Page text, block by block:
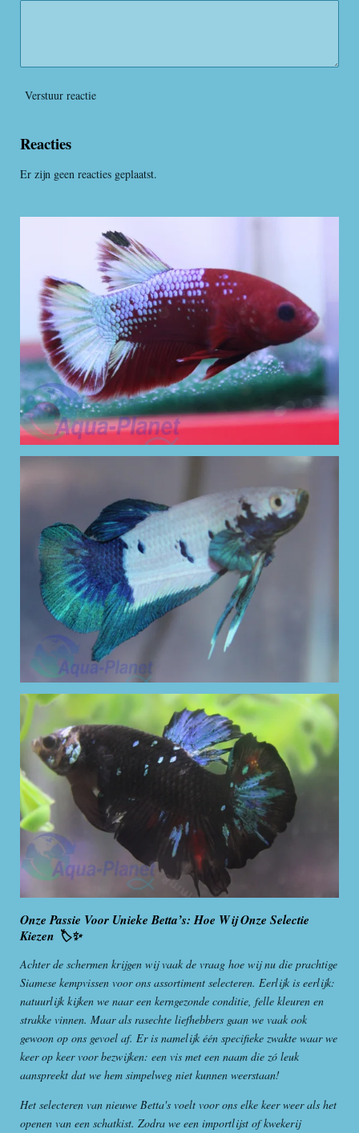
Verstuur reactie
Reacties
Er zijn geen reacties geplaatst.
Onze Passie Voor Unieke Betta’s: Hoe Wij Onze Selectie
Kiezen 🏷️✨
Achter de schermen krijgen wij vaak de vraag hoe wij nu die prachtige
Siamese kempvissen voor ons assortiment selecteren. Eerlijk is eerlijk:
natuurlijk kijken we naar een kerngezonde conditie, felle kleuren en
strakke vinnen. Maar als rasechte liefhebbers gaan we vaak ook
gewoon op ons gevoel af. Er is namelijk één specifieke zwakte waar we
keer op keer voor bezwijken: een vis met een naam die zó leuk
aanspreekt dat we hem simpelweg niet kunnen weerstaan!
Het selecteren van nieuwe Betta's voelt voor ons elke keer weer als het
openen van een schatkist. Zodra we een importlijst of kwekerij